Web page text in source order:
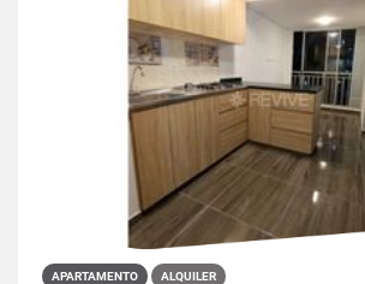
APARTAMENTO ALQUILER